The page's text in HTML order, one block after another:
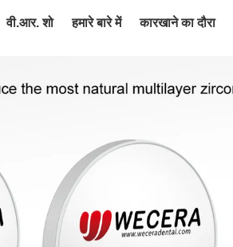
वी.आर. शो हमारे बारे में कारखाने का दौरा